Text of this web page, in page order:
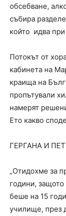
обсебване,
събира
който идва при
Потокът от
кабинета на
краища на
пропътували
намерят
Ето какво
ГЕРГАНА И
„Отидохме за
години,
беше на 15
училище, през